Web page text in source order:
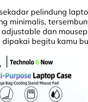
pelindung
minimalis,
dan
dipakai begitu kamu